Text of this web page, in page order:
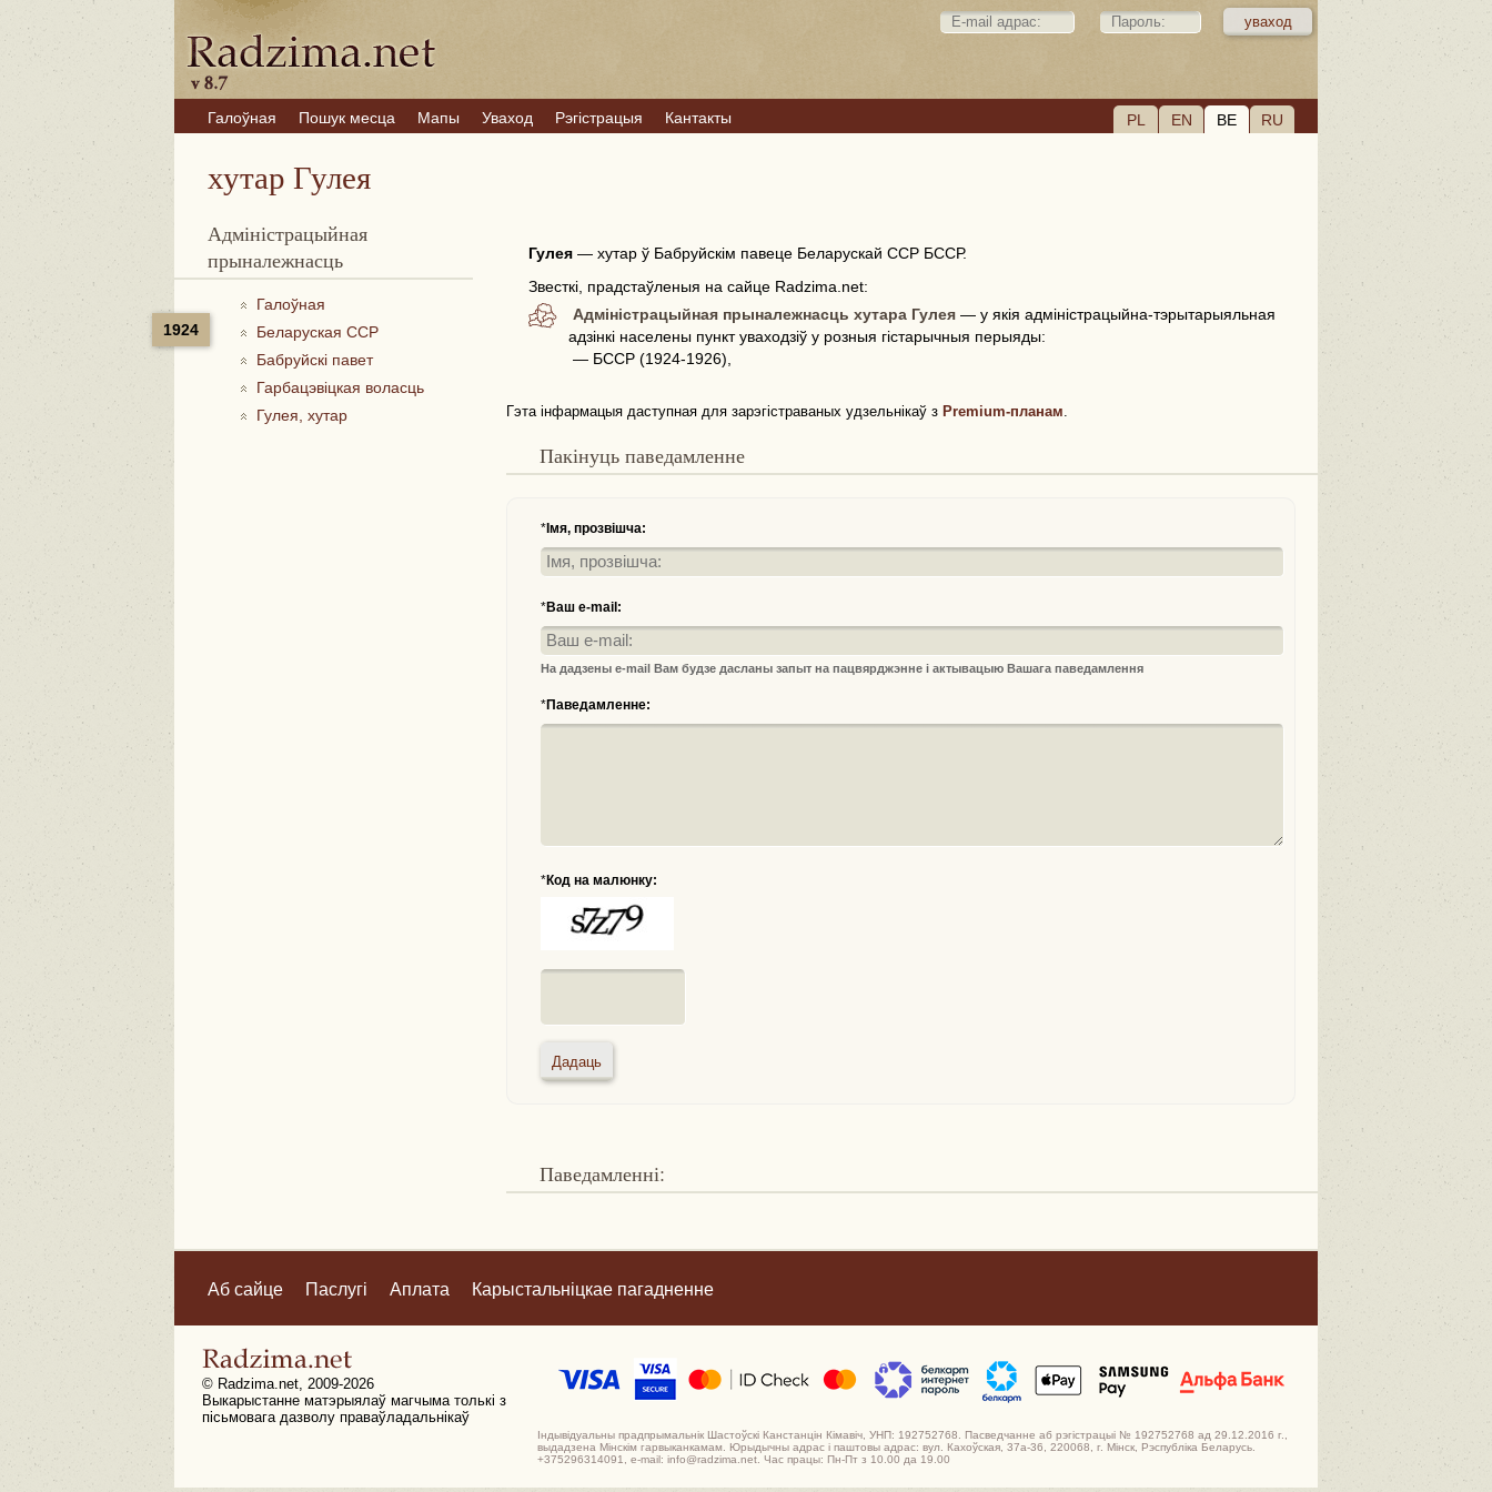
PL EN BE RU
Галоўная Пошук месца Мапы Уваход Рэгістрацыя Кантакты
хутар Гулея
Адміністрацыйная
прыналежнасць
1924
Галоўная
Беларуская ССР
Бабруйскі павет
Гарбацэвіцкая воласць
Гулея, хутар
Гулея— хутар ў Бабруйскім павеце Беларускай ССР БССР.
Звесткі, прадстаўленыя на сайце Radzima.net:
Адміністрацыйная прыналежнасць хутара Гулея — у якія адміністрацыйна-тэрытарыяльная
адзінкі населены пункт уваходзіў у розныя гістарычныя перыяды:
— БССР (1924-1926),
Гэта інфармацыя даступная для зарэгістраваных удзельнікаў з Premium-планам.
Пакінуць паведамленне
*Імя, прозвішча:
*Ваш e-mail:
На дадзены e-mail Вам будзе дасланы запыт на пацвярджэнне і актывацыю Вашага паведамлення
*Паведамленне:
*Код на малюнку:
Паведамленні:
Аб сайце Паслугі Аплата Карыстальніцкае пагадненне
Індывідуальны прадпрымальнік Шастоўскі Канстанцін Кімавіч, УНП: 192752768. Пасведчанне аб рэгістрацыі № 192752768 ад 29.12.2016 г.,
выдадзена Мінскім гарвыканкамам. Юрыдычны адрас і паштовы адрас: вул. Кахоўская, 37а-36, 220068, г. Мінск, Рэспубліка Беларусь.
+375296314091, e-mail: info@radzima.net. Час працы: Пн-Пт з 10.00 да 19.00
© Radzima.net, 2009-2026
Выкарыстанне матэрыялаў магчыма толькі з
пісьмовага дазволу праваўладальнікаў